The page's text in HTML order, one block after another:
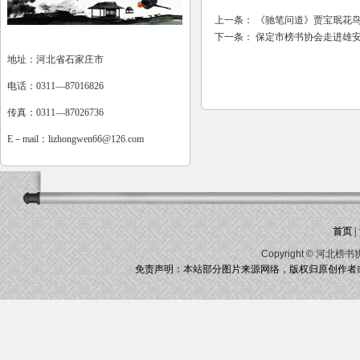
地址：河北省石家庄市
电话：0311—87016826
传真：0311—87026736
E－mail： lizhongwen66@126.com
上一条：
《驰笔问道》贾宝珉花
下一条： 保定市榜书协会走进雄
首页|
Copyright © 河北榜书
免责声明：本站部分图片来源网络，版权归原创作